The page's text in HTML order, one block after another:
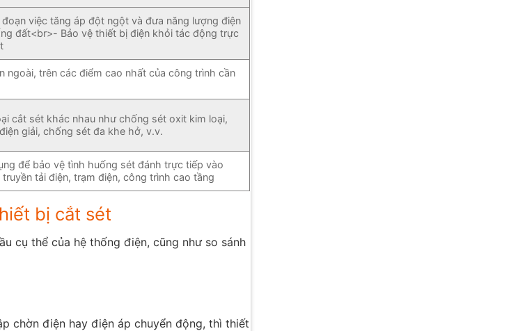
đoạn việc tăng áp đột ngột và đưa năng lượng điện
đất<br>- Bảo vệ thiết bị điện khỏi tác động trực
ngoài, trên các điểm cao nhất của công trình cần
cắt sét khác nhau như chống sét oxit kim loại,
giải, chống sét đa khe hở, v.v.
để bảo vệ tình huống sét đánh trực tiếp vào
tải điện, trạm điện, công trình cao tầng
bị cắt sét
cụ thể của hệ thống điện, cũng như so sánh
chờn điện hay điện áp chuyển động, thì thiết